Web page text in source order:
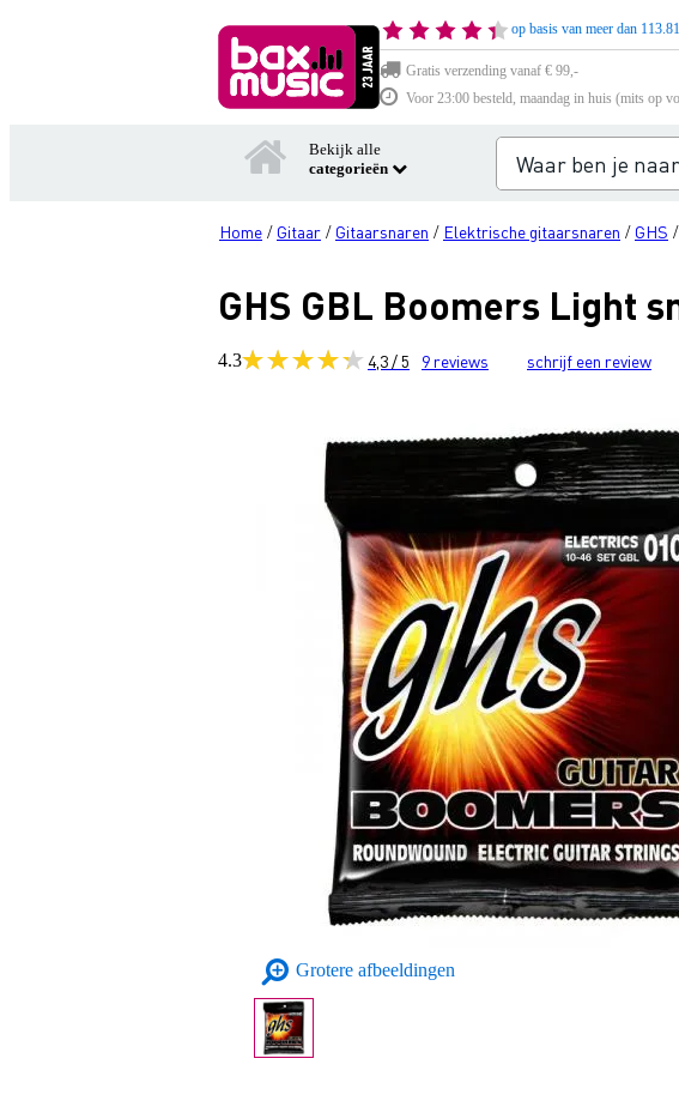
op basis van meer dan
Gratis verzending vanaf € 99,-
Voor 23:00 besteld, maandag in huis (mits op
Bekijk alle
categorieën
Home / Gitaar / Gitaarsnaren / Elektrische gitaarsnaren / GHS /
GHS GBL Boomers Light
4.3 4,3 / 5 9reviews schrijf een review
Grotere afbeeldingen